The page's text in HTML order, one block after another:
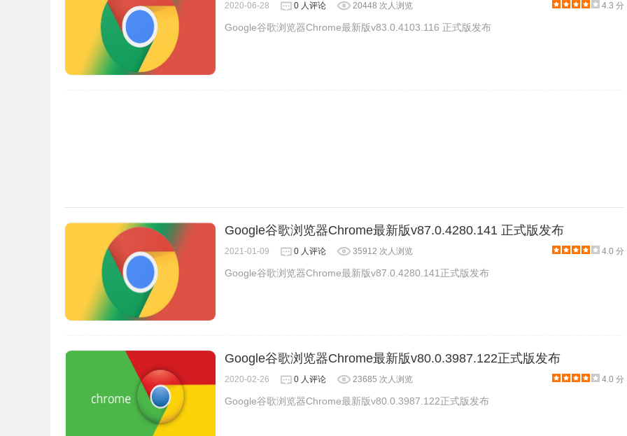
83.0.4103.106.dmg
http://www.google.com/dl/release2/chrome/SKSyw3TqP-TbjUfrgN63yQ_83.0.4103.106/GoogleChrome-
83.0.4103.106.dmg
https://www.google.com/dl/release2/chrome/SKSyw3TqP-TbjUfrgN63yQ_83.0.4103.106/GoogleChrome-
https://www.lanzous.com/b138066
Google谷歌浏览器Chrome最新版v83.0.4103.106正式版下载地址（window64）：
链接: https://pan.baidu.com/s/1I1ESdB4PfjtyOsCqH8bU1w 提取码: m23b
2020-06-28 0 人评论 20448 次人浏览 4.3 分
Google谷歌浏览器Chrome最新版v83.0.4103.116 正式版发布
Google谷歌浏览器Chrome最新版v87.0.4280.141 正式版发布
2021-01-09 0 人评论 35912 次人浏览 4.0 分
Google谷歌浏览器Chrome最新版v87.0.4280.141正式版发布
Google谷歌浏览器Chrome最新版v80.0.3987.122正式版发布
2020-02-26 0 人评论 23685 次人浏览 4.0 分
Google谷歌浏览器Chrome最新版v80.0.3987.122正式版发布